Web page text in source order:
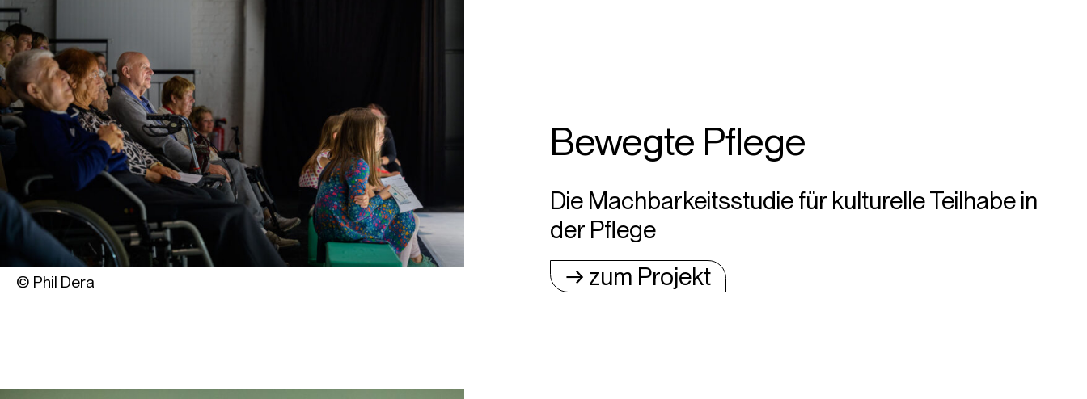
© Phil Dera
Bewegte Pflege
Die Machbarkeitsstudie für kulturelle Teilhabe in
der Pflege
→ zum Projekt